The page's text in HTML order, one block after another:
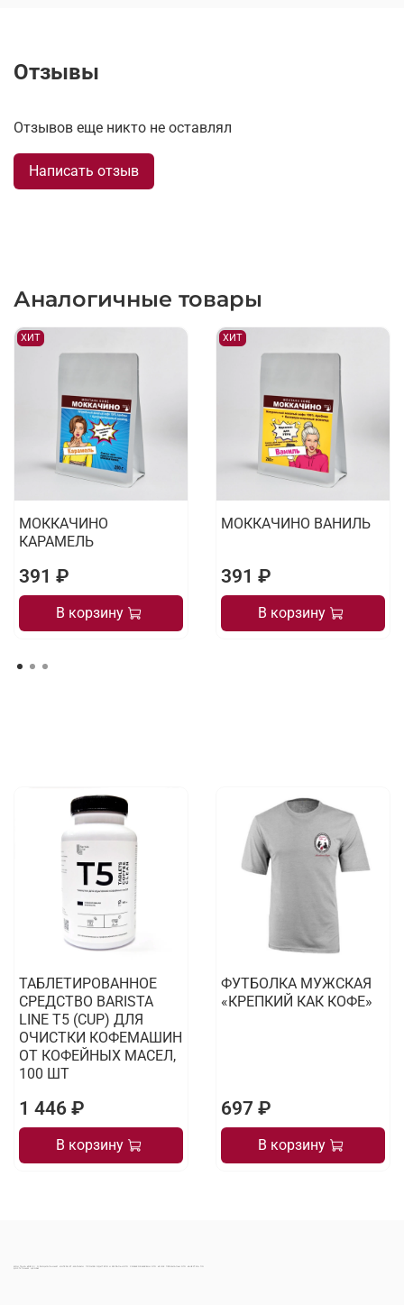
Отзывы
Отзывов еще никто не оставлял
Написать отзыв
Аналогичные товары
ХИТ
МОККАЧИНО
КАРАМЕЛЬ
391 ₽
В корзину
ХИТ
МОККАЧИНО ВАНИЛЬ
391 ₽
В корзину
ТАБЛЕТИРОВАННОЕ
СРЕДСТВО BARISTA
LINE T5 (CUP) ДЛЯ
ОЧИСТКИ КОФЕМАШИН
ОТ КОФЕЙНЫХ МАСЕЛ,
100 ШТ
1 446 ₽
В корзину
ФУТБОЛКА МУЖСКАЯ
«КРЕПКИЙ КАК КОФЕ»
697 ₽
В корзину